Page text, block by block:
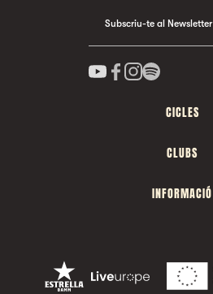
Subscriu-te al Newsletter
CICLES
CLUBS
INFORMACIÓ